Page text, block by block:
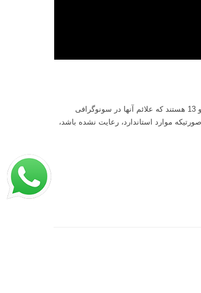
سونوگرافی غربالگری اول نقش بسیارمهمی در تشخیص ناهنجاری مادرزادی و سندروم های کروموزومی دارد. شایعترین سندروم های کروموزومی شامل تریزومی 21، 18 و 13 هستند که علائم آنها در سونوگرافی
موارد استاندارد، رعایت نشده باشد،